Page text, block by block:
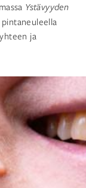
Ystävyyden
ja